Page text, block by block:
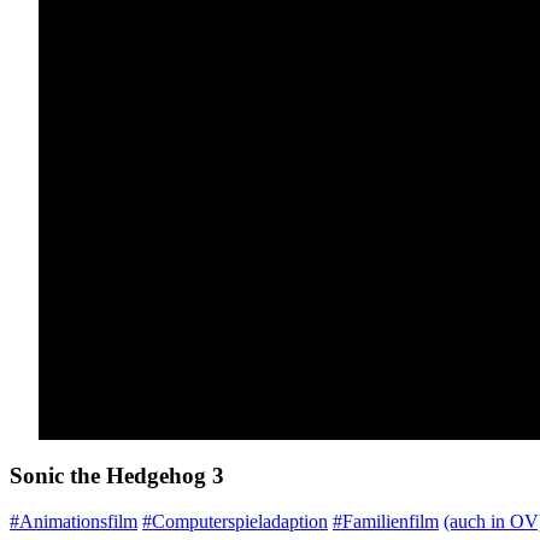
Sonic the Hedgehog 3
#Animationsfilm #Computerspieladaption #Familienfilm (auch in